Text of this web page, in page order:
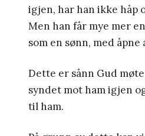
igjen, har han ikke håp
Men han får mye mer
som en sønn, med åpne
Dette er sånn Gud
syndet mot ham igjen
til ham.